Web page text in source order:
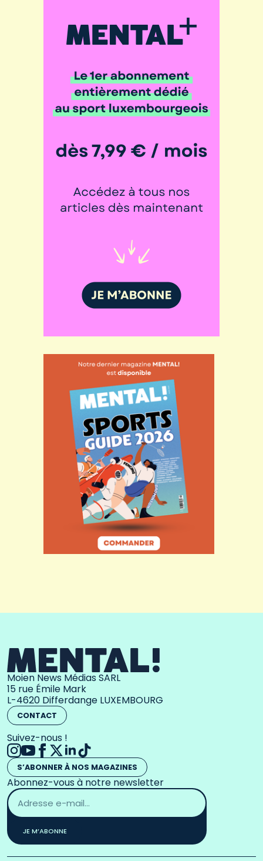
Moien News Médias SARL
15 rue Émile Mark
L-4620 Differdange LUXEMBOURG
CONTACT
Suivez-nous !
S’ABONNER À NOS MAGAZINES
Abonnez-vous à notre newsletter
Adresse
email
*
JE M’ABONNE